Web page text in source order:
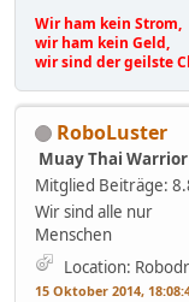
Wir ham kein Strom,
wir ham kein Geld,
wir sind der geilste
RoboLuster
Muay Thai Warrior
Mitglied Beiträge:
Wir sind alle nur
Menschen
Location:
15 Oktober 2014,